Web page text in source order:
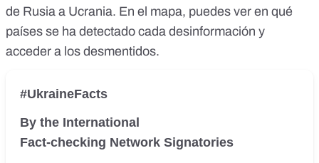
de Rusia a Ucrania. En el mapa, puedes ver en qué
países se ha detectado cada desinformación y
acceder a los desmentidos.
#UkraineFacts
By the International
Fact-checking Network Signatories